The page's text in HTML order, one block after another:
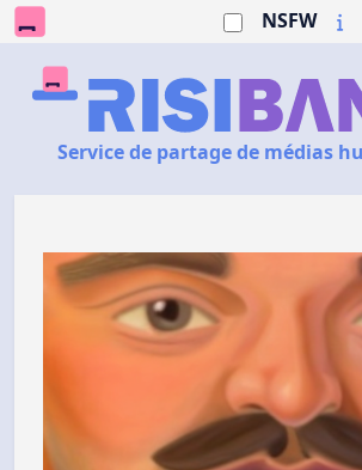
NSFW
Service de partage de médias